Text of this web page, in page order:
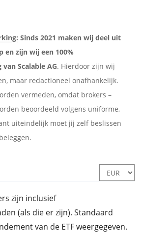
Sinds 2021 maken wij deel uit
en zijn wij een 100%
Scalable AG. Hierdoor zijn wij
maar redactioneel onafhankelijk.
vermeden, omdat brokers –
beoordeeld volgens uniforme,
uiteindelijk moet jij zelf beslissen
zijn inclusief
(als die er zijn). Standaard
van de ETF weergegeven.